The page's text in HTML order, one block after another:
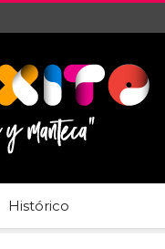
Histórico